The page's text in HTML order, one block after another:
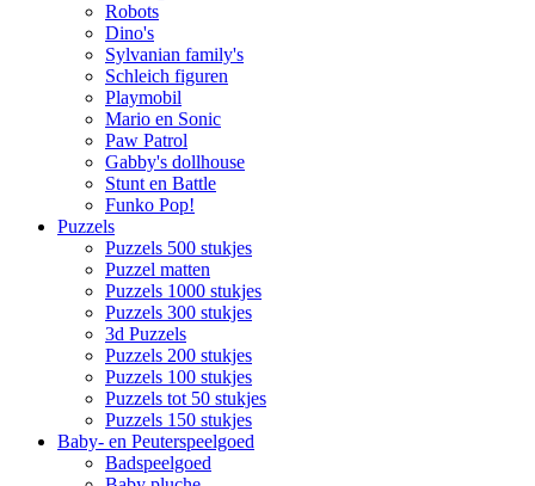
Robots
Dino's
Sylvanian family's
Schleich figuren
Playmobil
Mario en Sonic
Paw Patrol
Gabby's dollhouse
Stunt en Battle
Funko Pop!
Puzzels
Puzzels 500 stukjes
Puzzel matten
Puzzels 1000 stukjes
Puzzels 300 stukjes
3d Puzzels
Puzzels 200 stukjes
Puzzels 100 stukjes
Puzzels tot 50 stukjes
Puzzels 150 stukjes
Baby- en Peuterspeelgoed
Badspeelgoed